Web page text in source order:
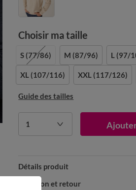
Choisir ma taille
S (77/86) M (87/96) L (97/
XL (107/116) XXL (117/126)
Guide des tailles
1
Détails produit
Livraison et retour